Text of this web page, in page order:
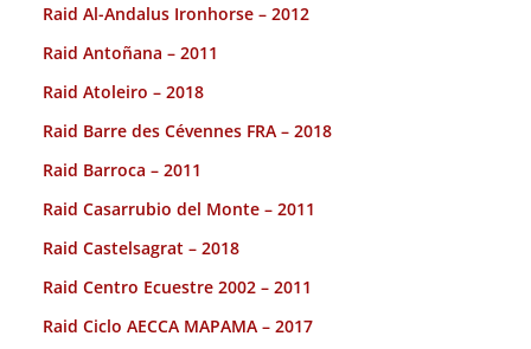
Raid Al-Andalus Ironhorse – 2012
Raid Antoñana – 2011
Raid Atoleiro – 2018
Raid Barre des Cévennes FRA – 2018
Raid Barroca – 2011
Raid Casarrubio del Monte – 2011
Raid Castelsagrat – 2018
Raid Centro Ecuestre 2002 – 2011
Raid Ciclo AECCA MAPAMA – 2017